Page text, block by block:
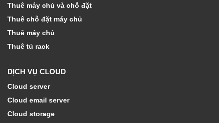
Thuê máy chủ và chỗ đặt
Thuê chỗ đặt máy chủ
Thuê máy chủ
Thuê tủ rack
DỊCH VỤ CLOUD
Cloud server
Cloud email server
Cloud storage